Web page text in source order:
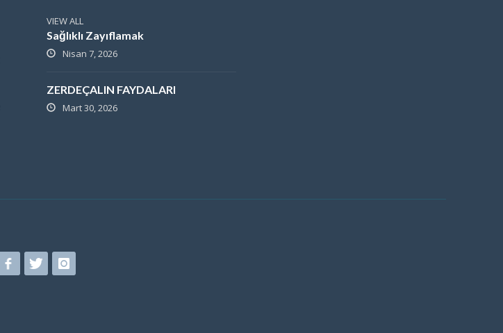
VIEW ALL
Sağlıklı Zayıflamak
Nisan 7, 2026
ZERDEÇALIN FAYDALARI
Mart 30, 2026